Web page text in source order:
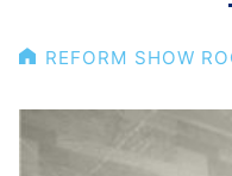
REFORM SHOW